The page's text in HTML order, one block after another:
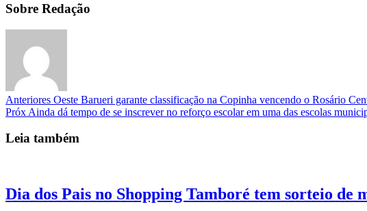
Sobre Redação
Anteriores Oeste Barueri garante classificação na Copinha vencendo o Rosário
Próx Ainda dá tempo de se inscrever no reforço escolar em uma das escolas
Leia também
Dia dos Pais no Shopping Tamboré tem sorteio